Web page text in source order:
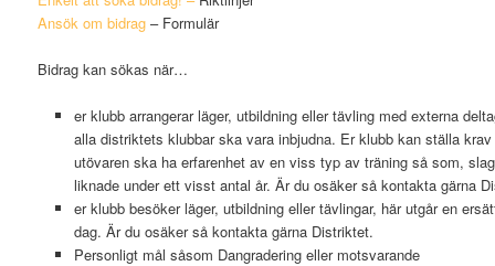
Ansök om bidrag – Formulär
Bidrag kan sökas när…
er klubb arrangerar läger, utbildning eller tävling med externa
alla distriktets klubbar ska vara inbjudna. Er klubb kan ställa
utövaren ska ha erfarenhet av en viss typ av träning så som,
liknade under ett visst antal år. Är du osäker så kontakta gärna
er klubb besöker läger, utbildning eller tävlingar, här utgår en
dag. Är du osäker så kontakta gärna Distriktet.
Personligt mål såsom Dangradering eller motsvarande